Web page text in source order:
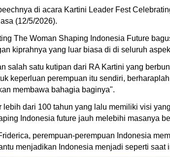
di acara Kartini Leader Fest
(12/5/2026).
The Woman Shaping Indonesia Future
kiprahnya yang luar biasa di di seluruh
salah satu kutipan dari RA Kartini yang
keperluan perempuan itu sendiri,
membawa bahagia baginya".
dari 100 tahun yang lalu memiliki visi
Indonesia future jauh melebihi masanya
perempuan-perempuan Indonesia
menjadikan Indonesia menjadi seperti saat